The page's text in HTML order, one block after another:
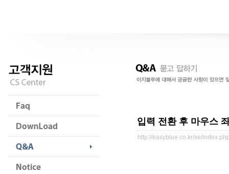
입력 전환 후 마우스
http://easyblue.co.kr/xe/